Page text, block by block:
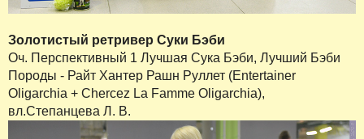
Золотистый ретривер Суки Бэби
Оч. Перспективный 1 Лучшая Сука Бэби, Лучший Бэби
Породы - Райт Хантер Рашн Руллет (Entertainer
Oligarchia + Chercez La Famme Oligarchia),
вл.Степанцева Л. В.